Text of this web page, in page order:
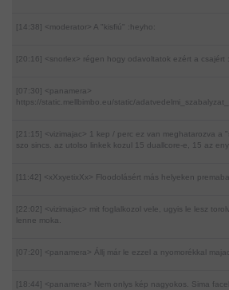
[14:38] <moderator> A "kisfiú" :heyho:
[20:16] <snorlex> régen hogy odavoltatok ezért a csajért
[07:30] <panamera>
https://static.mellbimbo.eu/static/
[21:15] <vizimajac> 1 kep / perc ez van meghatarozva a
szo sincs. az utolso linkek kozul 15 duallcore-e, 15 az
[11:42] <xXxyetixXx> Floodolásért más helyeken
[22:02] <vizimajac>
mit foglalkozol vele, ugyis le lesz
lenne moka.
[07:20] <panamera> Állj már le ezzel a nyomorékkal
[18:44] <panamera> Nem onlys kép nagyokos. Sima